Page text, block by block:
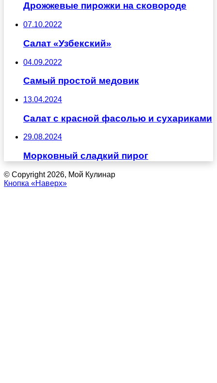
Дрожжевые пирожки на сковороде
07.10.2022
Салат «Узбекский»
04.09.2022
Самый простой медовик
13.04.2024
Салат с красной фасолью и сухариками
29.08.2024
Морковный сладкий пирог
© Copyright 2026, Мой Кулинар
Кнопка «Наверх»